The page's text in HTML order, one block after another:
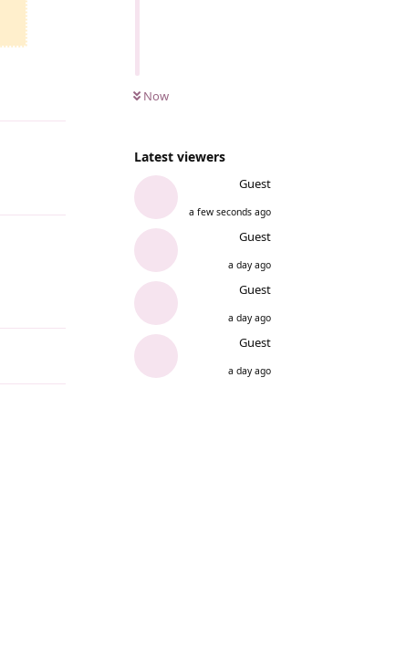
Now
Latest viewers
Guest
a few seconds ago
Guest
a day ago
Guest
a day ago
Guest
a day ago